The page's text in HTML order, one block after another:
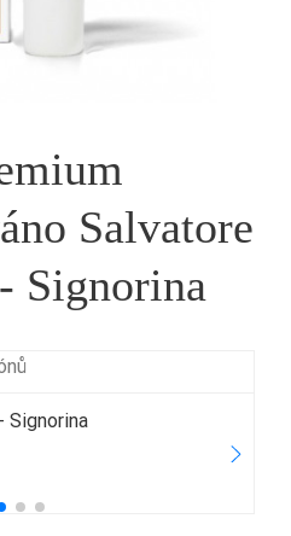
Salvatore
Signorina
Signorina